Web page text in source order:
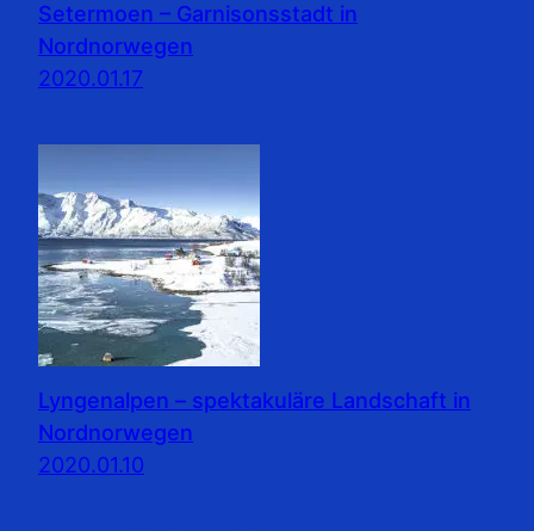
Setermoen – Garnisonsstadt in
Nordnorwegen
2020.01.17
Lyngenalpen – spektakuläre Landschaft in
Nordnorwegen
2020.01.10